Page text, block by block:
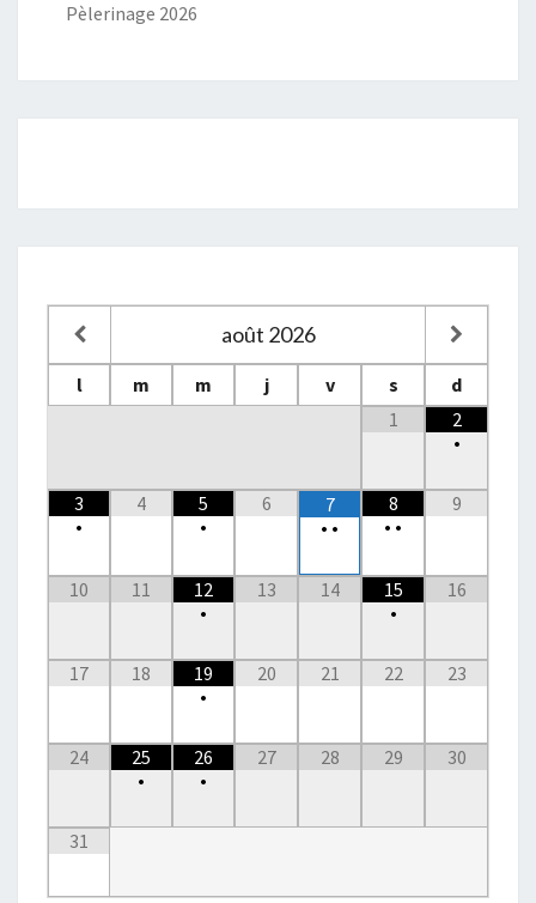
Pèlerinage 2026
août 2026
l m m j v s
d
1
2
•
3
•
4
5
•
6
7
• •
8
• •
9
10 11
12
•
13 14
15
•
16
17 18
19
•
20 21 22 23
24
25
•
26
•
27 28 29 30
31